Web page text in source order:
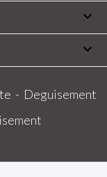


- Deguisement